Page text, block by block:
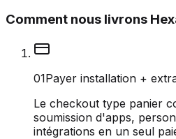
Comment nous livrons
01Payer installation +
Le checkout type panier
soumission d'apps,
intégrations en un seul